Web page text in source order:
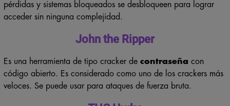
pérdidas y sistemas bloqueados se desbloqueen para lograr
acceder sin ninguna complejidad.
John the Ripper
Es una herramienta de tipo cracker de contraseña con
código abierto. Es considerado como uno de los crackers más
veloces. Se puede usar para ataques de fuerza bruta.